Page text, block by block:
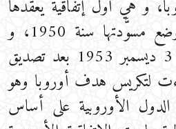
و هي أول إتفاقية يعقدها
مجلس أوروبا حيث وضع مسوَّدتها سنة 1950، و
دخلت حيز التنفيذ في 3 ديسمبر 1953 بعد تصديق
لتكريس هدف أوروبا وهو
الأوروبية على أساس